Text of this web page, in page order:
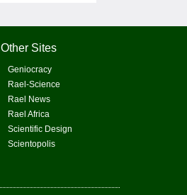
Other Sites
Geniocracy
Rael-Science
Rael News
Rael Africa
Scientific Design
Scientopolis